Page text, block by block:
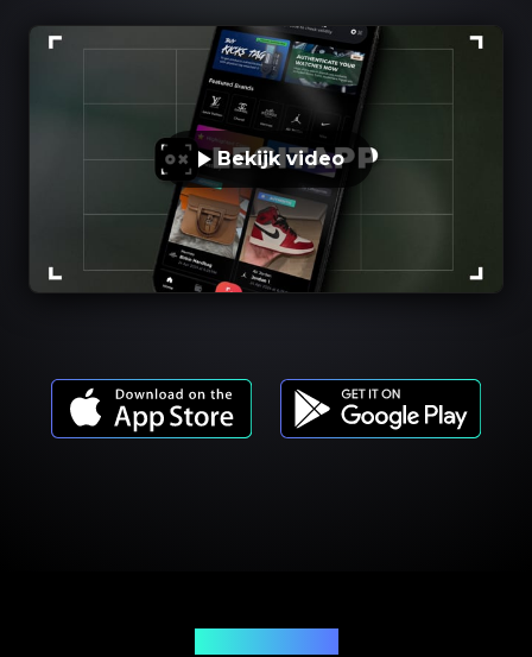
Bekijk video